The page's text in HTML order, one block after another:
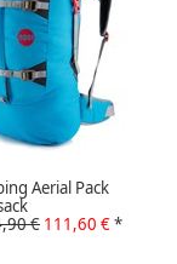
Aerial Pack
€ 111,60 €*